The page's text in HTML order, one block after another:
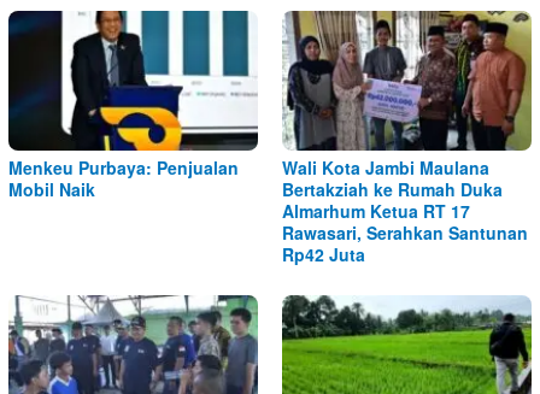
Menkeu Purbaya: Penjualan
Mobil Naik
Wali Kota Jambi Maulana
Bertakziah ke Rumah Duka
Almarhum Ketua RT 17
Rawasari, Serahkan Santunan
Rp42 Juta